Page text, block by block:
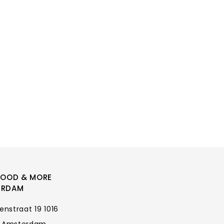
& MORE
19 1016